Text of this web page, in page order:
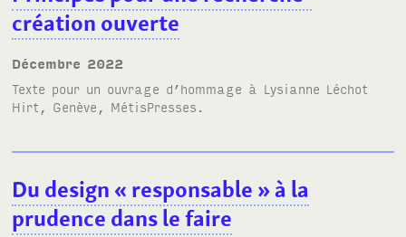
création ouverte
décembre 2022
Texte pour un ouvrage d’hommage à Lysianne Léchot
Hirt, Genève, MétisPresses.
Du design « responsable » à la
prudence dans le faire